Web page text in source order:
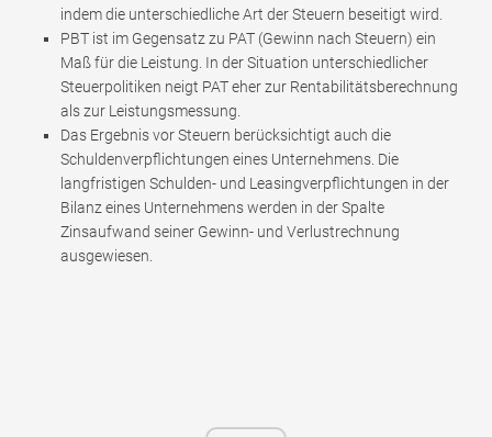
indem die unterschiedliche Art der Steuern beseitigt wird.
PBT ist im Gegensatz zu PAT (Gewinn nach Steuern) ein
Maß für die Leistung. In der Situation unterschiedlicher
Steuerpolitiken neigt PAT eher zur Rentabilitätsberechnung
als zur Leistungsmessung.
Das Ergebnis vor Steuern berücksichtigt auch die
Schuldenverpflichtungen eines Unternehmens. Die
langfristigen Schulden- und Leasingverpflichtungen in der
Bilanz eines Unternehmens werden in der Spalte
Zinsaufwand seiner Gewinn- und Verlustrechnung
ausgewiesen.